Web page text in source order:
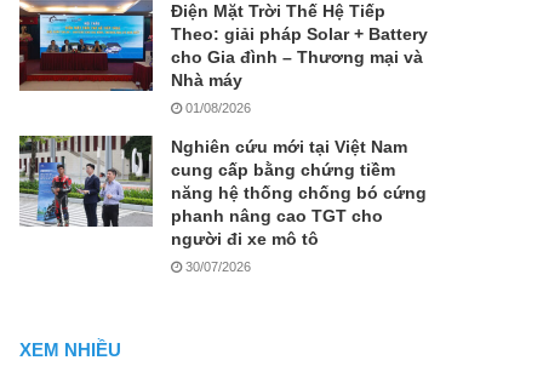
Điện Mặt Trời Thế Hệ Tiếp
Theo: giải pháp Solar + Battery
cho Gia đình – Thương mại và
Nhà máy
01/08/2026
Nghiên cứu mới tại Việt Nam
cung cấp bằng chứng tiềm
năng hệ thống chống bó cứng
phanh nâng cao TGT cho
người đi xe mô tô
30/07/2026
XEM NHIỀU